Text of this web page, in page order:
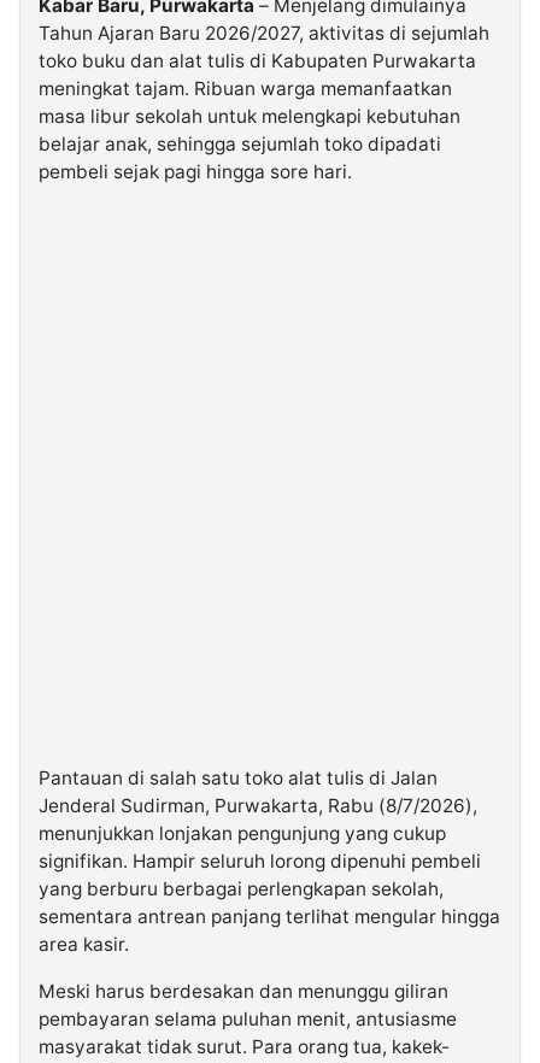
Kabarbaru.co
Kabarbaru
Kabar Baru, Purwakarta – Menjelang dimulainya
Tahun Ajaran Baru 2026/2027, aktivitas di sejumlah
toko buku dan alat tulis di Kabupaten Purwakarta
meningkat tajam. Ribuan warga memanfaatkan
masa libur sekolah untuk melengkapi kebutuhan
belajar anak, sehingga sejumlah toko dipadati
pembeli sejak pagi hingga sore hari.
Pantauan di salah satu toko alat tulis di Jalan
Jenderal Sudirman, Purwakarta, Rabu (8/7/2026),
menunjukkan lonjakan pengunjung yang cukup
signifikan. Hampir seluruh lorong dipenuhi pembeli
yang berburu berbagai perlengkapan sekolah,
sementara antrean panjang terlihat mengular hingga
area kasir.
Meski harus berdesakan dan menunggu giliran
pembayaran selama puluhan menit, antusiasme
masyarakat tidak surut. Para orang tua, kakek-